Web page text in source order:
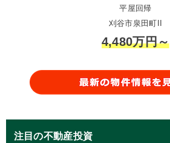
平屋回帰
刈谷市泉田町II
4,480万円～
注目の不動産投資